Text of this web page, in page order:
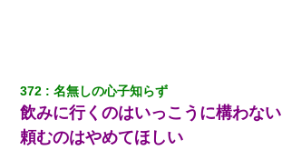
今日夫の実家に泊ったんだけど、朝起きたら股
リしてた
372 名無しの心子知らず
飲みに行くのはいっこうに構わな
頼むのはやめてほしい